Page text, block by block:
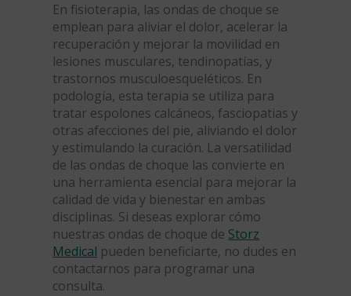
En fisioterapia, las ondas de choque se
emplean para aliviar el dolor, acelerar la
recuperación y mejorar la movilidad en
lesiones musculares, tendinopatías, y
trastornos musculoesqueléticos. En
podología, esta terapia se utiliza para
tratar espolones calcáneos, fasciopatias y
otras afecciones del pie, aliviando el dolor
y estimulando la curación. La versatilidad
de las ondas de choque las convierte en
una herramienta esencial para mejorar la
calidad de vida y bienestar en ambas
disciplinas. Si deseas explorar cómo
nuestras ondas de choque de Storz
Medical pueden beneficiarte, no dudes en
contactarnos para programar una
consulta.